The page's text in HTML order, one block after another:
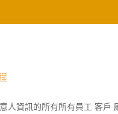
人資訊的所有所有員工 客戶